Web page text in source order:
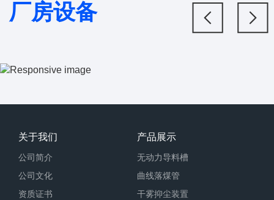
厂房设备
关于我们
公司简介
公司文化
资质证书
产品展示
无动力导料槽
曲线落煤管
干雾抑尘装置